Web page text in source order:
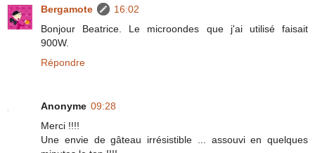
Bergamote
16:02
Bonjour Beatrice. Le microondes que j'ai utilisé faisait
900W.
Répondre
Anonyme 09:28
Merci !!!!
Une envie de gâteau irrésistible ... assouvi en quelques